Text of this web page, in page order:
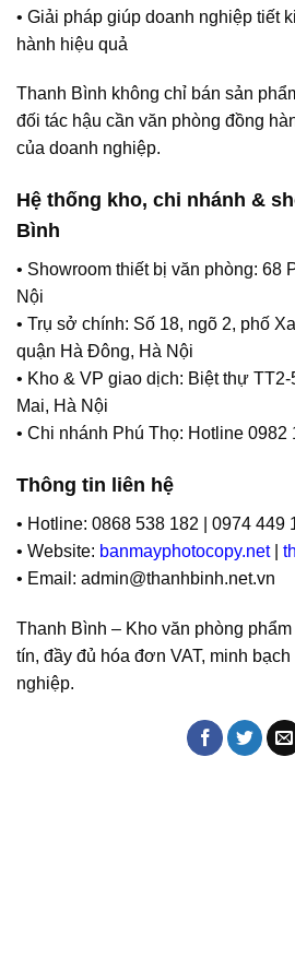
• Giải pháp giúp doanh nghiệp tiết
hành hiệu quả
Thanh Bình không chỉ bán sản
đối tác hậu cần văn phòng đồng
của doanh nghiệp.
Hệ thống kho, chi nhánh &
Bình
• Showroom thiết bị văn phòng: 68
Nội
• Trụ sở chính: Số 18, ngõ 2, phố
quận Hà Đông, Hà Nội
• Kho & VP giao dịch: Biệt thự
Mai, Hà Nội
• Chi nhánh Phú Thọ: Hotline 0982
Thông tin liên hệ
• Hotline: 0868 538 182 | 0974 449
• Website: banmayphotocopy.net|
• Email: admin@thanhbinh.net.vn
Thanh Bình – Kho văn phòng
tín, đầy đủ hóa đơn VAT, minh
nghiệp.